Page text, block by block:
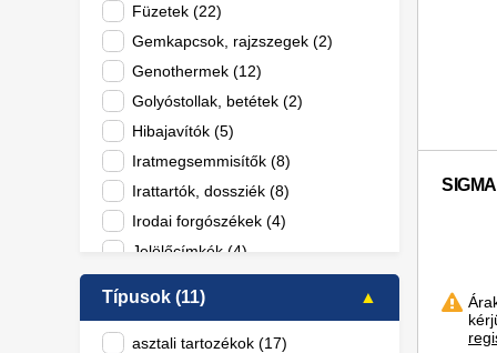
Füzetek (22)
Gemkapcsok, rajzszegek (2)
Genothermek (12)
Golyóstollak, betétek (2)
Hibajavítók (5)
Iratmegsemmisítők (8)
Irattartók, dossziék (8)
Irodai forgószékek (4)
Jelölőcímkék (4)
Kapocskiszedők (1)
Laminálógépek és fóliák (9)
Típusok (11)
asztali tartozékok (17)